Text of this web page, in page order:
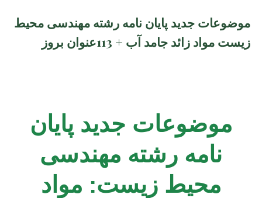
موضوعات جدید پایان نامه رشته مهندسی محیط
زیست مواد زائد جامد آب + 113عنوان بروز
موضوعات جدید پایان
نامه رشته مهندسی
محیط زیست: مواد